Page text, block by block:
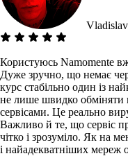
Користуюсь Namomente
Дуже зручно, що немає
курс стабільно один із
не лише швидко обміняти
сервісами. Це реально
Важливо й те, що сервіс
чітко і зрозуміло. Як на
і найадекватніших мереж